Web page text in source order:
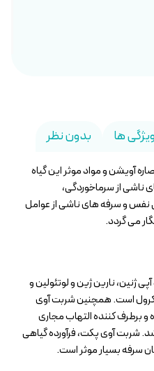
ویژگی ها بدون نظر
آویشن و مواد موثر این گیاه
از سرماخوردگی،
نفس و سرفه های ناشی از عوامل
می گردد.
ژنین، نارین ژین و لوتئولین و
است. همچنین شربت آوی
برطرف کننده التهاب مجاری
شربت آوی پکت، فرآورده گیاهی
سرفه بسیار موثر است.